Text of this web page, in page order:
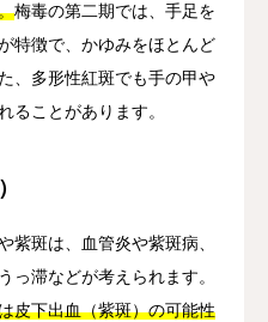
梅毒の第二期では、手足を
特徴で、かゆみをほとんど
、多形性紅斑でも手の甲や
ることがあります。
紫斑は、血管炎や紫斑病、
っ滞などが考えられます。
皮下出血（紫斑）の可能性